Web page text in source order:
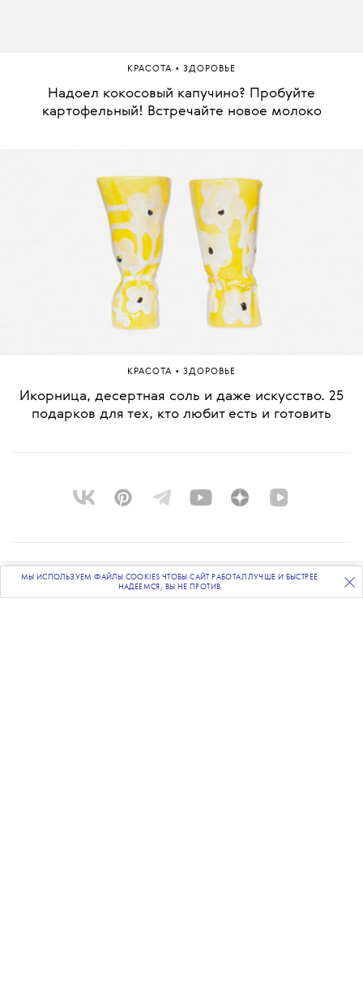
ПОДПИСЫВАЙТЕСЬНА НАШУ ВЕЧЕРНЮЮ РАССЫЛКУ
КРАСОТА • ЗДОРОВЬЕ
Надоел кокосовый капучино? Пробуйте
картофельный! Встречайте новое молоко
КРАСОТА • ЗДОРОВЬЕ
Икорница, десертная соль и даже искусство. 25
подарков для тех, кто любит есть и готовить
О ПРОЕКТЕ
КОМАНДА
МЫ ИСПОЛЬЗУЕМ ФАЙЛЫ COOKIES ЧТОБЫ САЙТ РАБОТАЛ ЛУЧШЕ И БЫСТРЕЕ.
НАДЕЕМСЯ, ВЫ НЕ ПРОТИВ.